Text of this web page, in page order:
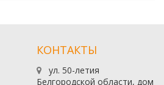
КОНТАКТЫ
ул. 50-летия
Белгородской области, дом